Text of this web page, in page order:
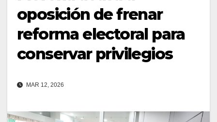
oposición de frenar
reforma electoral para
conservar privilegios
MAR 12, 2026